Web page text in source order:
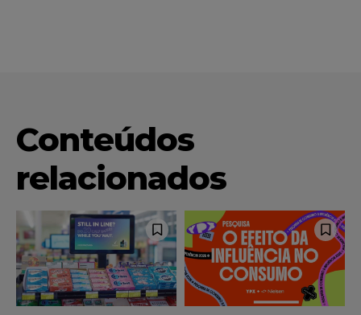
Conteúdos
relacionados